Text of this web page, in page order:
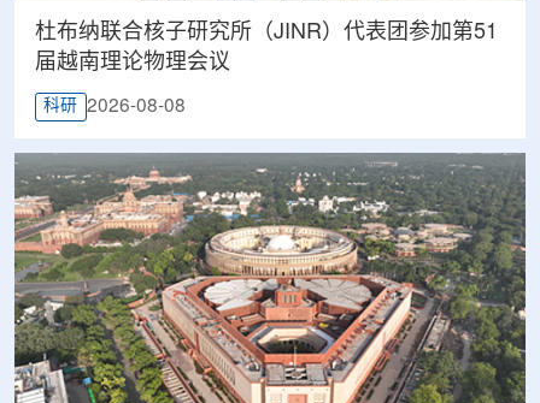
杜布纳联合核子研究所（JINR）代表团参加第51
届越南理论物理会议
科研 2026-08-08